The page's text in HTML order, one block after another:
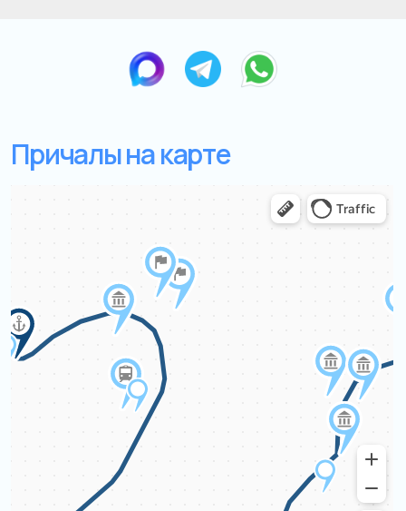
Остались вопросы?
+7
персональных данных.
Отправить